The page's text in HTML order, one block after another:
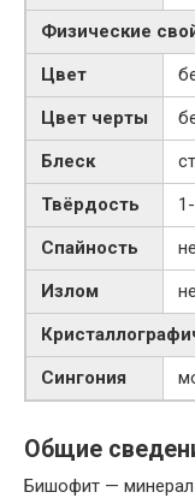
Физические
Цвет
Цвет черты
Блеск
Твёрдость
Спайность
Излом
Сингония
Общие
Бишофит — минерал